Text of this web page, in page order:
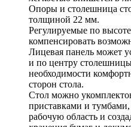
Опоры и столешница
толщиной 22 мм.
Регулируемые по
компенсировать
Лицевая панель может
и по центру
необходимости
сторон стола.
Стол можно
приставками и
рабочую область и